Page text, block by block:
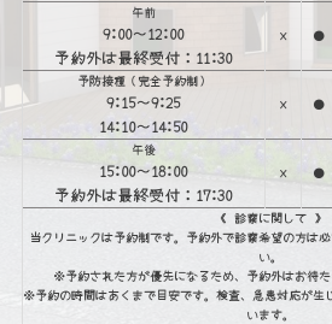
午前
9:00～12:00
予約外は最終受付：11:30
× ●
予防接種（完全予約制）
9:15〜9:25
14:10〜14:50
× ●
午後
15:00〜18:00
予約外は最終受付：17:30
× ●
《 診察に関して 》
当クリニックは予約制です。予約外で診察希望の方は
い。
※予約された方が優先になるため、予約外はお待た
※予約の時間はあくまで目安です。検査、急患対応が生
います。